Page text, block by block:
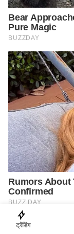
ट्रेंडिंग